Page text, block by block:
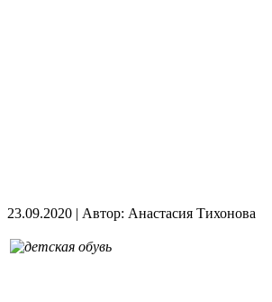
23.09.2020 | Автор: Анастасия Тихонова